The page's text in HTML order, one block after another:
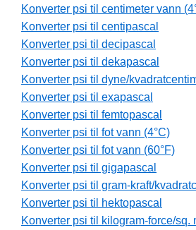
Konverter psi til centimeter vann
Konverter psi til centipascal
Konverter psi til decipascal
Konverter psi til dekapascal
Konverter psi til dyne/
Konverter psi til exapascal
Konverter psi til femtopascal
Konverter psi til fot vann (4°C)
Konverter psi til fot vann (60°F)
Konverter psi til gigapascal
Konverter psi til gram-kraft/
Konverter psi til hektopascal
Konverter psi til kilogram-force/sq.